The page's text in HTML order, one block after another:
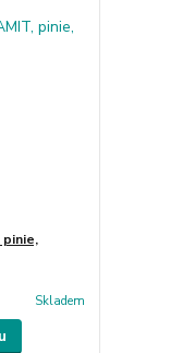
pinie,
Skladem